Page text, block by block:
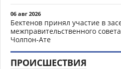
06 авг 2026
Бектенов принял участие в
межправительственного
Чолпон-Ате
ПРОИСШЕСТВИЯ